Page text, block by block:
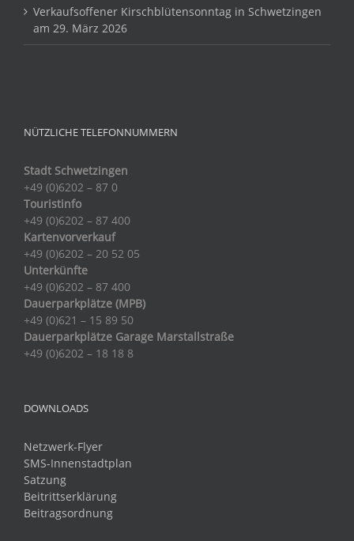
Verkaufsoffener Kirschblütensonntag in Schwetzingen
am 29. März 2026
NÜTZLICHE TELEFONNUMMERN
Stadt Schwetzingen
+49 (0)6202 – 87 0
Touristinfo
+49 (0)6202 – 87 400
Kartenvorverkauf
+49 (0)6202 – 20 52 05
Unterkünfte
+49 (0)6202 – 87 400
Dauerparkplätze (MPB)
+49 (0)621 – 15 89 50
Dauerparkplätze Garage Marstallstraße
+49 (0)6202 – 18 18 8
DOWNLOADS
Netzwerk-Flyer
SMS-Innenstadtplan
Satzung
Beitrittserklärung
Beitragsordnung